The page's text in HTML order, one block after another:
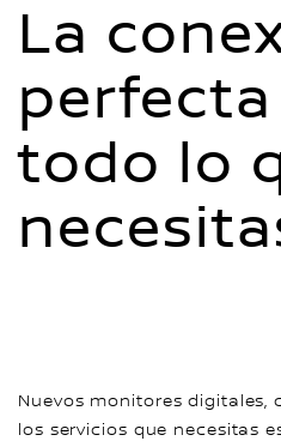
La
todo lo
Nuevos monitores
los servicios que necesitas